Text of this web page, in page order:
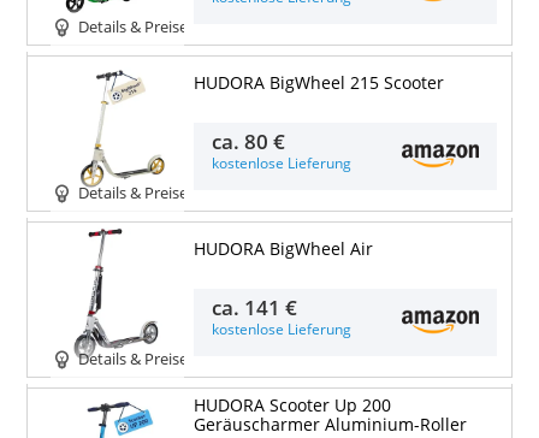
Details & Preise
Details & Preise
HUDORA BigWheel 215 Scooter
ca.80 €
kostenlose Lieferung
Details & Preise
HUDORA BigWheel Air
ca. 141 €
kostenlose Lieferung
HUDORA Scooter Up 200
Geräuscharmer Aluminium-Roller